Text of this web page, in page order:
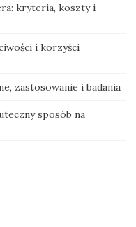
kryteria, koszty i
i korzyści
zastosowanie i badania
sposób na